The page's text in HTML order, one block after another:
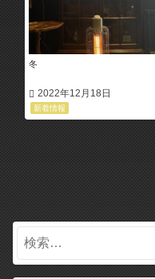
冬
2022年12月18日
新着情報